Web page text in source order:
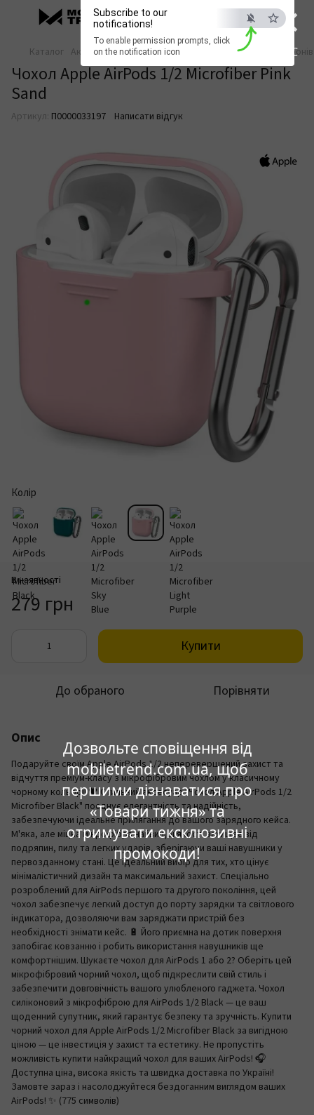
×
ESC
Дозвольте сповіщення від
mobiletrend.com.ua, щоб
першими дізнаватися про
«Товари тижня» та
отримувати ексклюзивні
промокоди!
Subscribe to our
notifications!
To enable permission prompts, click
on the notification icon
Каталог Аксесуари для смартфонів Аксесуари для
Чохол Apple AirPods 1/2 Microfiber Pink
Sand
Артикул: П0000033197 Написати відгук
Колір
В наявності
279 грн
Купити
До обраного Порівняти
Опис
Подаруйте своїм Apple AirPods 1/2 неперевершений захист та
відчуття преміум-класу з мікрофібровим чохлом у класичному
чорному кольорі! 🖤 Стильний аксесуар "Чохол Apple AirPods 1/2
Microfiber Black" поєднує елегантність та надійність,
забезпечуючи ідеальне прилягання до вашого зарядного кейса.
М'яка, але міцна мікрофібра найвищої якості захищає від
подряпин, пилу та легких ударів, зберігаючи ваші навушники у
первозданному стані. Це ідеальний вибір для тих, хто цінує
мінімалістичний дизайн та максимальний захист. Спеціально
розроблений для AirPods першого та другого покоління, цей
чохол забезпечує легкий доступ до порту зарядки та світлового
індикатора, дозволяючи вам заряджати пристрій без
необхідності знімати кейс. 🔋 Його приємна на дотик поверхня
запобігає ковзанню і робить використання навушників ще
комфортнішим. Шукаєте чохол для AirPods 1 або 2? Оберіть цей
мікрофібровий чорний чохол, щоб підкреслити свій стиль і
забезпечити довговічність вашого улюбленого гаджета. Чохол
силіконовий з мікрофіброю для AirPods 1/2 Black — це ваш
щоденний супутник, який гарантує безпеку та зручність. Купити
чорний чохол для Apple AirPods 1/2 Microfiber Black за вигідною
ціною — це інвестиція у захист та естетику. Не пропустіть
можливість купити найкращий чохол для ваших AirPods! 🎧
Доступна ціна, висока якість та швидка доставка по Україні!
Замовте зараз і насолоджуйтеся бездоганним виглядом ваших
AirPods! ✨ (775 символів)